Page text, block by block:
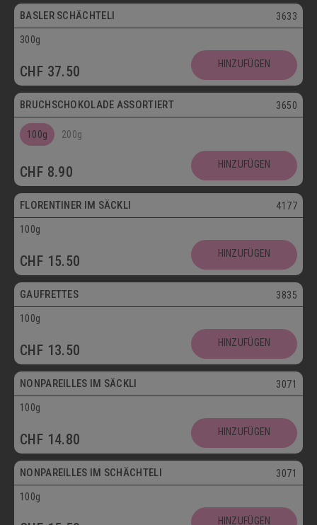
BASLER SCHÄCHTELI 3633
300g
CHF 37.50 HINZUFÜGEN
Postversand
BRUCHSCHOKOLADE ASSORTIERT 3650
100g 200g
CHF 8.90 HINZUFÜGEN
Postversand
FLORENTINER IM SÄCKLI 4177
100g
CHF 15.50 HINZUFÜGEN
Postversand
GAUFRETTES 3835
100g
CHF 13.50 HINZUFÜGEN
Postversand
NONPAREILLES IM SÄCKLI 3071
100g
CHF 14.80 HINZUFÜGEN
Postversand
NONPAREILLES IM SCHÄCHTELI 3071
100g
HINZUFÜGEN